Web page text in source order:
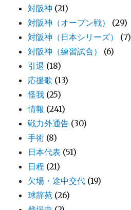
対阪神 (21)
対阪神（オープン戦）
(29)
対阪神（日本シリーズ）
(7)
対阪神（練習試合）
(6)
引退 (18)
応援歌 (13)
怪我 (25)
情報 (241)
戦力外通告 (30)
手術 (8)
日本代表 (51)
日程 (21)
欠場・途中交代 (19)
球辞苑 (26)